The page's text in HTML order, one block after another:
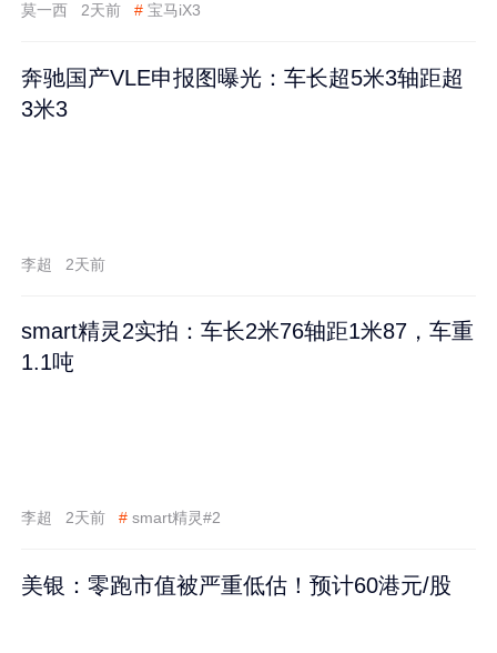
莫一西 2天前 # 宝马iX3
奔驰国产VLE申报图曝光：车长超5米3轴距超
3米3
李超 2天前
smart精灵2实拍：车长2米76轴距1米87，车重
1.1吨
李超 2天前 # smart精灵#2
美银：零跑市值被严重低估！预计60港元/股